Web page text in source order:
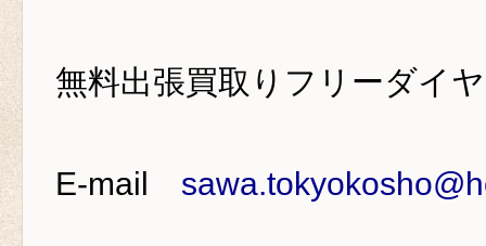
無料出張買取りフリーダ
E-mail